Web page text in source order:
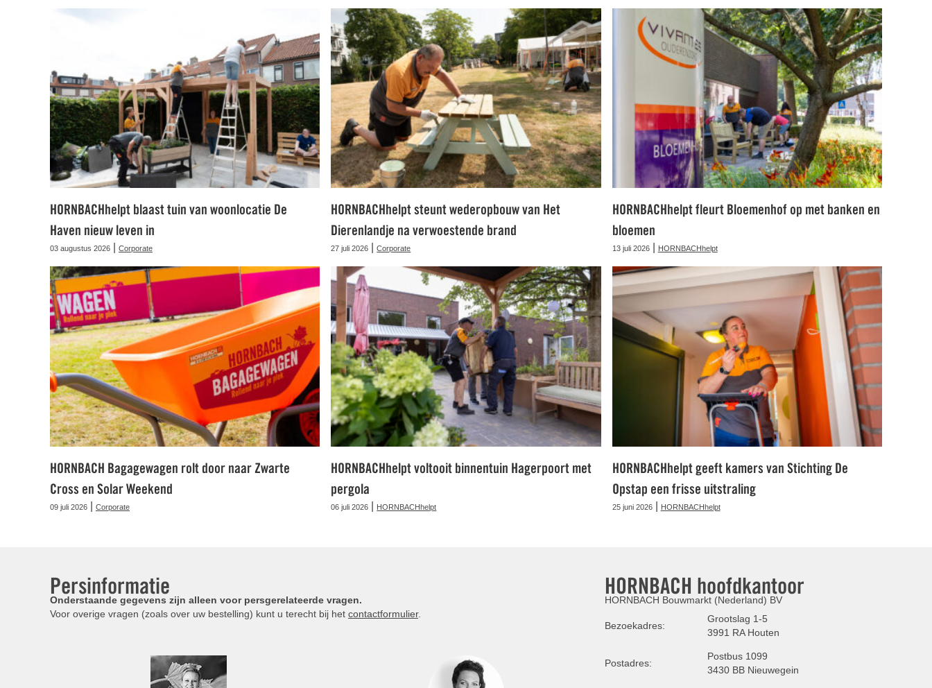
HORNBACHhelpt blaast tuin van woonlocatie De
Haven nieuw leven in
03 augustus 2026 Corporate
HORNBACHhelpt steunt wederopbouw van Het
Dierenlandje na verwoestende brand
27 juli 2026 |Corporate
HORNBACHhelpt fleurt Bloemenhof op met banken en
bloemen
13 juli 2026| HORNBACHhelpt
HORNBACH Bagagewagen rolt door naar Zwarte
Cross en Solar Weekend
09 juli 2026 Corporate
HORNBACHhelpt voltooit binnentuin Hagerpoort met
pergola
06 juli 2026 HORNBACHhelpt
HORNBACHhelpt geeft kamers van Stichting De
Opstap een frisse uitstraling
25 juni 2026| HORNBACHhelpt
Persinformatie
Onderstaande gegevens zijn alleen voor persgerelateerde vragen.
Voor overige vragen (zoals over uw bestelling) kunt u terecht bij het contactformulier.
HORNBACH hoofdkantoor
HORNBACH Bouwmarkt (Nederland) BV
Bezoekadres:
Grootslag 1-5
3991 RA Houten
Postadres:
Postbus 1099
3430 BB Nieuwegein